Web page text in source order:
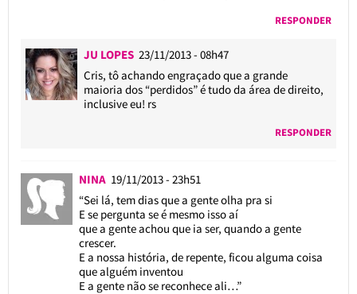
RESPONDER
JU LOPES 23/11/2013 - 08h47
Cris, tô achando engraçado que a grande
maioria dos “perdidos” é tudo da área de direito,
inclusive eu! rs
RESPONDER
NINA 19/11/2013 - 23h51
“Sei lá, tem dias que a gente olha pra si
E se pergunta se é mesmo isso aí
que a gente achou que ia ser, quando a gente
crescer.
E a nossa história, de repente, ficou alguma coisa
que alguém inventou
E a gente não se reconhece ali…”